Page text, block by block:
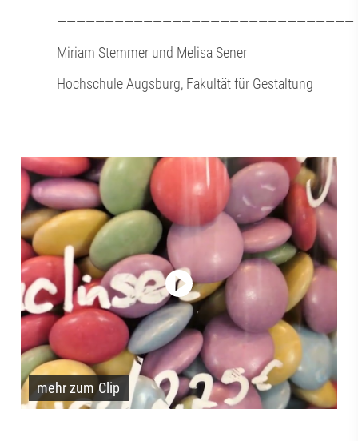
———————————————————————————————
Miriam Stemmer und Melisa Sener
Hochschule Augsburg, Fakultät für Gestaltung
mehr zum Clip